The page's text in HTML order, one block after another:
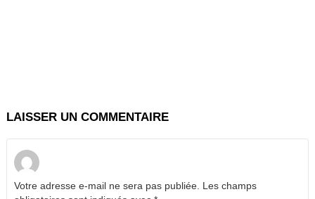
LAISSER UN COMMENTAIRE
Votre adresse e-mail ne sera pas publiée. Les champs